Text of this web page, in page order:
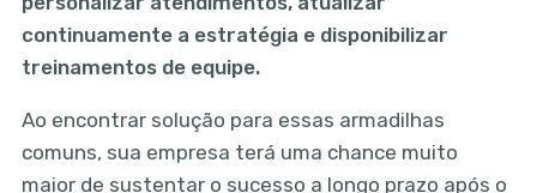
continuamente a estratégia e disponibilizar
treinamentos de equipe.
Ao encontrar solução para essas armadilhas
comuns, sua empresa terá uma chance muito
maior de sustentar o sucesso a longo prazo após o